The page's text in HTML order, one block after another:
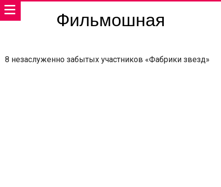
Фильмошная
8 незаслуженно забытых участников «Фабрики звезд»